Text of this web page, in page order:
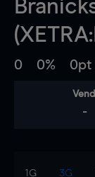
0 0% 0pt
-
1G 3G